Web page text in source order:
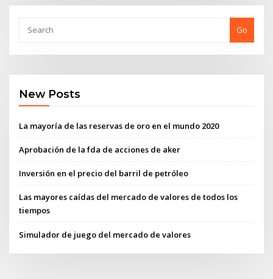
Go
New Posts
La mayoría de las reservas de oro en el mundo 2020
Aprobación de la fda de acciones de aker
Inversión en el precio del barril de petróleo
Las mayores caídas del mercado de valores de todos los
tiempos
Simulador de juego del mercado de valores